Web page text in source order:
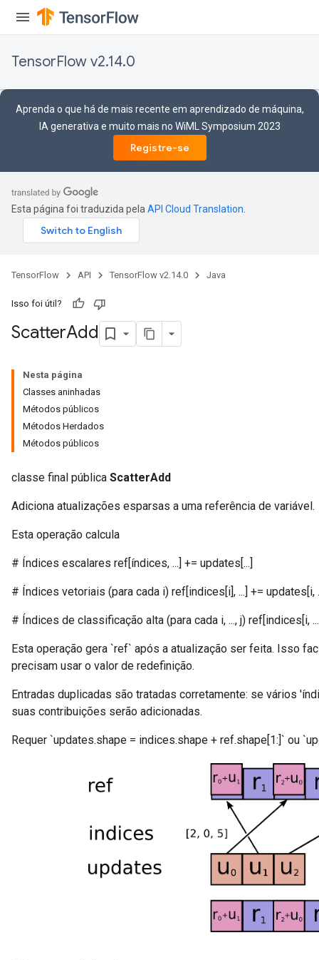
TensorFlow v2.14.0
Aprenda o que há de mais recente em aprendizado de máquina,
IA generativa e muito mais no WiML Symposium 2023
Registre-se
Esta página foi traduzida pela API Cloud Translation
TensorFlow API TensorFlow v2.14.0 Java
Isso foi útil?
ScatterAdd
Nesta página
Classes aninhadas
Métodos públicos
Métodos Herdados
Métodos públicos
classe final pública ScatterAdd
Adiciona atualizações esparsas a uma referência de variável.
Esta operação calcula
# Índices escalares ref[índices, ...] += updates[...]
# Índices vetoriais (para cada i) ref[indices[i], ...] += updates[i,
# Índices de classificação alta (para cada i, ..., j) ref[indices[i, ...,
Esta operação gera `ref` após a atualização ser feita. Isso
precisam usar o valor de redefinição.
Entradas duplicadas são tratadas corretamente: se vários
suas contribuições serão adicionadas.
Requer `updates.shape = indices.shape + ref.shape[1:]` ou